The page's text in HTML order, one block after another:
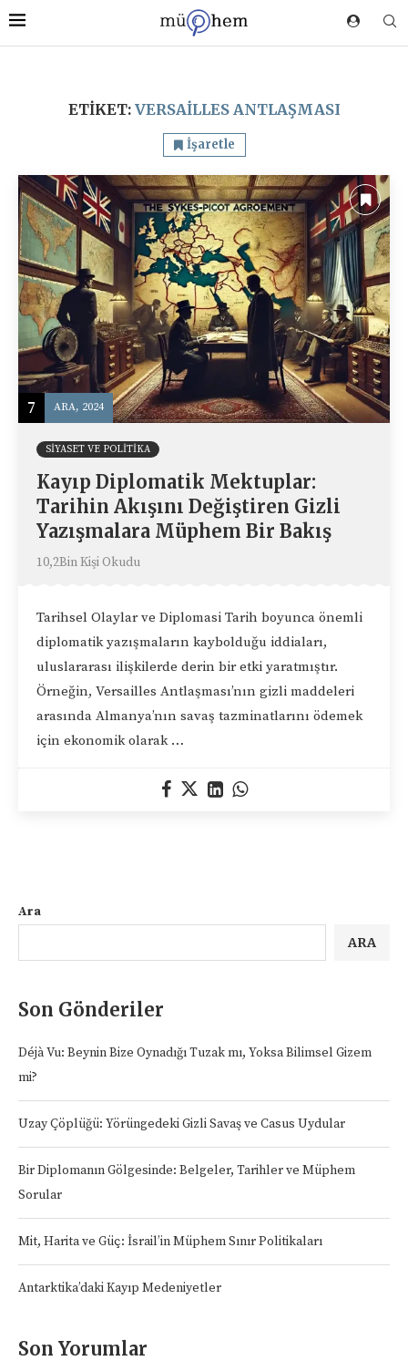
ETIKET: VERSAILLES ANTLAŞMASI
İşaretle
7 ARA, 2024
SIYASET VE POLITIKA
Kayıp Diplomatik Mektuplar:
Tarihin Akışını Değiştiren Gizli
Yazışmalara Müphem Bir Bakış
10,2Bin Kişi Okudu
Tarihsel Olaylar ve Diplomasi Tarih boyunca önemli
diplomatik yazışmaların kaybolduğu iddiaları,
uluslararası ilişkilerde derin bir etki yaratmıştır.
Örneğin, Versailles Antlaşması’nın gizli maddeleri
arasında Almanya’nın savaş tazminatlarını ödemek
için ekonomik olarak …
Ara
ARA
Son Gönderiler
Déjà Vu: Beynin Bize Oynadığı Tuzak mı, Yoksa Bilimsel Gizem
mi?
Uzay Çöplüğü: Yörüngedeki Gizli Savaş ve Casus Uydular
Bir Diplomanın Gölgesinde: Belgeler, Tarihler ve Müphem
Sorular
Mit, Harita ve Güç: İsrail’in Müphem Sınır Politikaları
Antarktika’daki Kayıp Medeniyetler
Son Yorumlar